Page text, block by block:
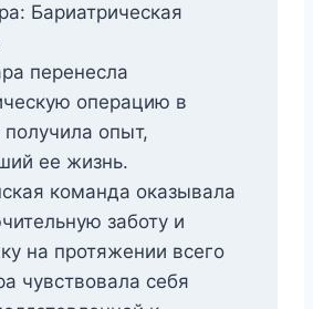
Бариатрическая
перенесла
операцию в
опыт,
ее жизнь.
команда оказывала
заботу и
на протяжении всего
чувствовала себя